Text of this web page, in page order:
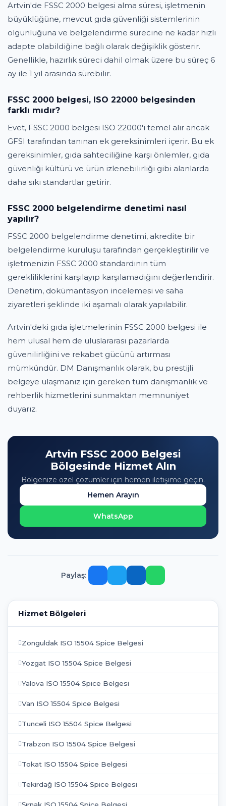
Artvin'de FSSC 2000 belgesi alma süresi, işletmenin
büyüklüğüne, mevcut gıda güvenliği sistemlerinin
olgunluğuna ve belgelendirme sürecine ne kadar hızlı
adapte olabildiğine bağlı olarak değişiklik gösterir.
Genellikle, hazırlık süreci dahil olmak üzere bu süreç 6
ay ile 1 yıl arasında sürebilir.
FSSC 2000 belgesi, ISO 22000 belgesinden
farklı mıdır?
Evet, FSSC 2000 belgesi ISO 22000'i temel alır ancak
GFSI tarafından tanınan ek gereksinimleri içerir. Bu ek
gereksinimler, gıda sahteciliğine karşı önlemler, gıda
güvenliği kültürü ve ürün izlenebilirliği gibi alanlarda
daha sıkı standartlar getirir.
FSSC 2000 belgelendirme denetimi nasıl
yapılır?
FSSC 2000 belgelendirme denetimi, akredite bir
belgelendirme kuruluşu tarafından gerçekleştirilir ve
işletmenizin FSSC 2000 standardının tüm
gerekliliklerini karşılayıp karşılamadığını değerlendirir.
Denetim, dokümantasyon incelemesi ve saha
ziyaretleri şeklinde iki aşamalı olarak yapılabilir.
Artvin'deki gıda işletmelerinin FSSC 2000 belgesi ile
hem ulusal hem de uluslararası pazarlarda
güvenilirliğini ve rekabet gücünü artırması
mümkündür. DM Danışmanlık olarak, bu prestijli
belgeye ulaşmanız için gereken tüm danışmanlık ve
rehberlik hizmetlerini sunmaktan memnuniyet
duyarız.
Artvin FSSC 2000 Belgesi
Bölgesinde Hizmet Alın
Bölgenize özel çözümler için hemen iletişime geçin.
Hemen Arayın
WhatsApp
Paylaş:
Hizmet Bölgeleri
Zonguldak ISO 15504 Spice Belgesi
Yozgat ISO 15504 Spice Belgesi
Yalova ISO 15504 Spice Belgesi
Van ISO 15504 Spice Belgesi
Tunceli ISO 15504 Spice Belgesi
Trabzon ISO 15504 Spice Belgesi
Tokat ISO 15504 Spice Belgesi
Tekirdağ ISO 15504 Spice Belgesi
Şırnak ISO 15504 Spice Belgesi